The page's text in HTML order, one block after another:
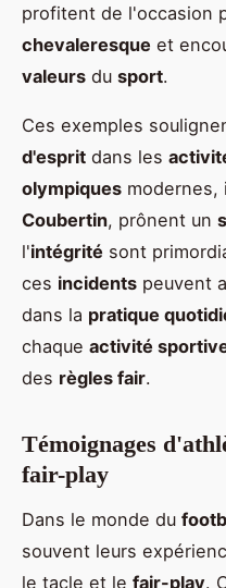
profitent de l'occasion
chevaleresque et
valeurs du sport.
Ces exemples
d'esprit dans les
olympiques modernes,
Coubertin, prônent un
l'intégrité sont
ces incidents peuvent
dans la pratique
chaque activité
des règles fair.
Témoignages
fair-play
Dans le monde du
souvent leurs
le tacle et le fair-play.